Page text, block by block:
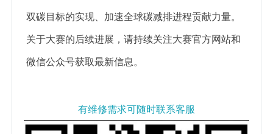
双碳目标的实现、加速全球碳减排进程贡献力量。
关于大赛的后续进展，请持续关注大赛官方网站和
微信公众号获取最新信息。
有维修需求可随时联系客服